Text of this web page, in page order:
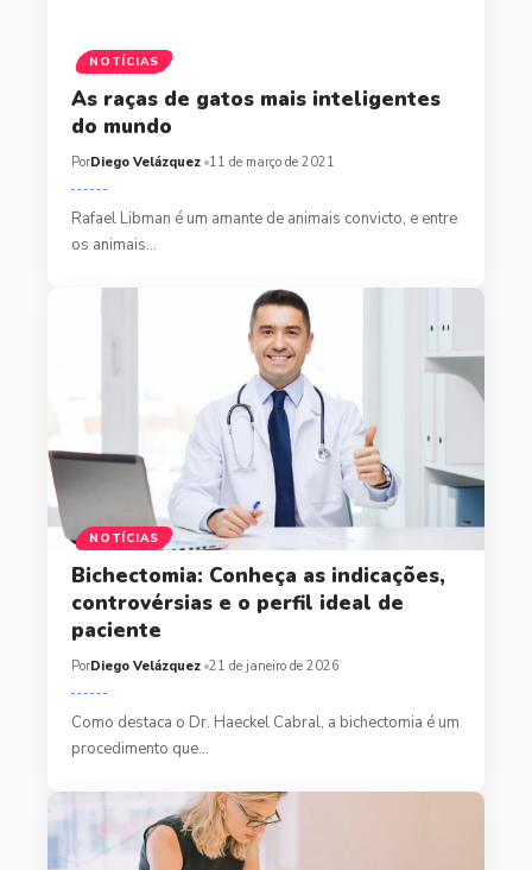
NOTÍCIAS
As raças de gatos mais inteligentes
do mundo
PorDiego Velázquez 11 de março de 2021
Rafael Libman é um amante de animais convicto, e entre
os animais…
NOTÍCIAS
Bichectomia: Conheça as indicações,
controvérsias e o perfil ideal de
paciente
PorDiego Velázquez 21 de janeiro de 2026
Como destaca o Dr. Haeckel Cabral, a bichectomia é um
procedimento que…